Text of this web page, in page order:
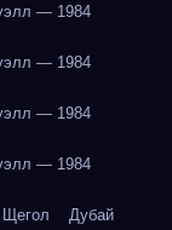
— 1984
— 1984
— 1984
— 1984
Дубай